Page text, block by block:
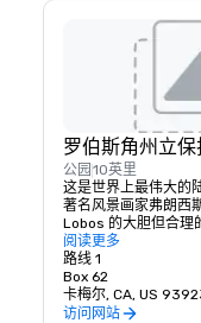
罗伯斯角州立保
公园 10英里
这是世界上最伟大的
著名风景画家弗朗西
Lobos 的大胆但合理
的人都同意，这个绿
无与伦比的。
阅读更多
路线 1
Box 62
卡梅尔, CA, US
访问网站